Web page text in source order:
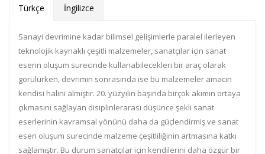
Türkçe İngilizce
Sanayi devrimine kadar bilimsel gelişimlerle paralel ilerleyen
teknolojik kaynaklı çeşitli malzemeler, sanatçılar için sanat
eserin oluşum surecinde kullanabilecekleri bir araç olarak
görülürken, devrimin sonrasında ise bu malzemeler amacın
kendisi halini almıştır. 20. yüzyılın başında birçok akımın ortaya
çıkmasını sağlayan disiplinlerarası düşünce şekli sanat
eserlerinin kavramsal yönünü daha da güçlendirmiş ve sanat
eseri oluşum surecinde malzeme çeşitliliğinin artmasına katkı
sağlamıştır. Bu durum sanatçılar için kendilerini daha özgür bir